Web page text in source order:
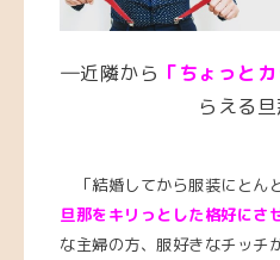
―近隣から 「ちょっと
らえる
「結婚してから服装にとん
旦那をキリっとした格好にさ
な主婦の方、服好きなチッチ